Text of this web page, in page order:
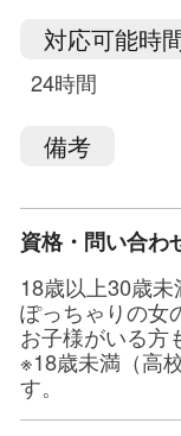
対応可能時
24時間
備考
資格・問い合わ
18歳以上30歳未
ぽっちゃりの女
お子様がいる方
※18歳未満（高
す。